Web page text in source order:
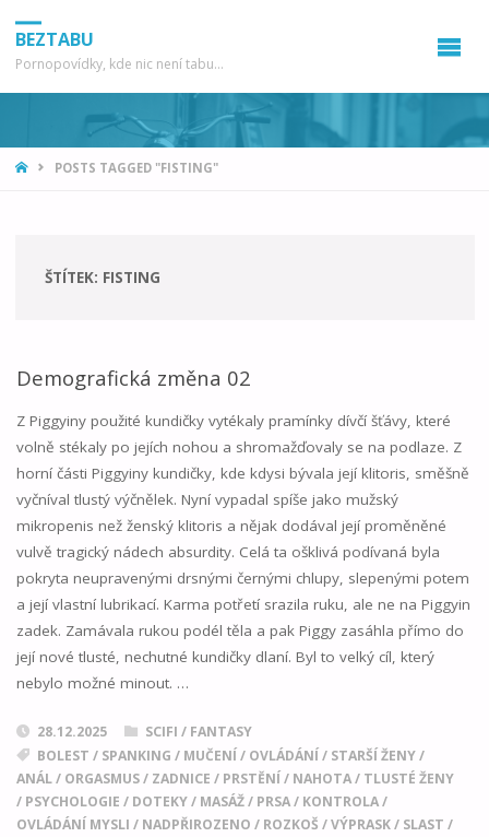
BEZTABU
Pornopovídky, kde nic není tabu...
HOMEPOSTS TAGGED "FISTING"
ŠTÍTEK: FISTING
Demografická změna 02
Z Piggyiny použité kundičky vytékaly pramínky dívčí šťávy, které
volně stékaly po jejích nohou a shromažďovaly se na podlaze. Z
horní části Piggyiny kundičky, kde kdysi bývala její klitoris, směšně
vyčníval tlustý výčnělek. Nyní vypadal spíše jako mužský
mikropenis než ženský klitoris a nějak dodával její proměněné
vulvě tragický nádech absurdity. Celá ta ošklivá podívaná byla
pokryta neupravenými drsnými černými chlupy, slepenými potem
a její vlastní lubrikací. Karma potřetí srazila ruku, ale ne na Piggyin
zadek. Zamávala rukou podél těla a pak Piggy zasáhla přímo do
její nové tlusté, nechutné kundičky dlaní. Byl to velký cíl, který
nebylo možné minout. …
28.12.2025
SCIFI / FANTASY
BOLEST / SPANKING / MUČENÍ / OVLÁDÁNÍ / STARŠÍ ŽENY/
ANÁL/ ORGASMUS/ ZADNICE / PRSTĚNÍ / NAHOTA/ TLUSTÉ ŽENY
/ PSYCHOLOGIE / DOTEKY/ MASÁŽ/ PRSA/ KONTROLA/
OVLÁDÁNÍ MYSLI / NADPŘIROZENO / ROZKOŠ /VÝPRASK/ SLAST /